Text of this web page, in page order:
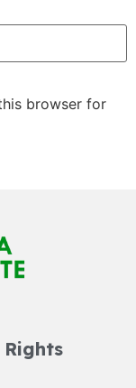
browser for
Rights